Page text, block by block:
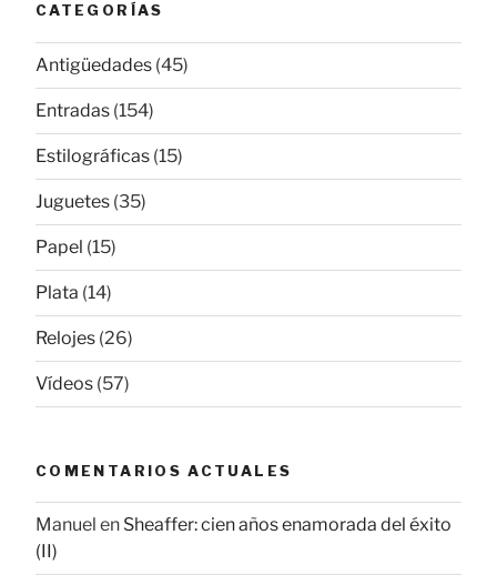
CATEGORÍAS
Antigüedades (45)
Entradas (154)
Estilográficas (15)
Juguetes (35)
Papel (15)
Plata (14)
Relojes (26)
Vídeos (57)
COMENTARIOS ACTUALES
Manuel en Sheaffer: cien años enamorada del éxito
(II)